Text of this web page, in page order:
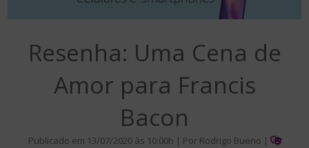
Resenha: Uma Cena de
Amor para Francis
Bacon
Publicado em 13/07/2020 às 10:00h | Por Rodrigo Bueno |